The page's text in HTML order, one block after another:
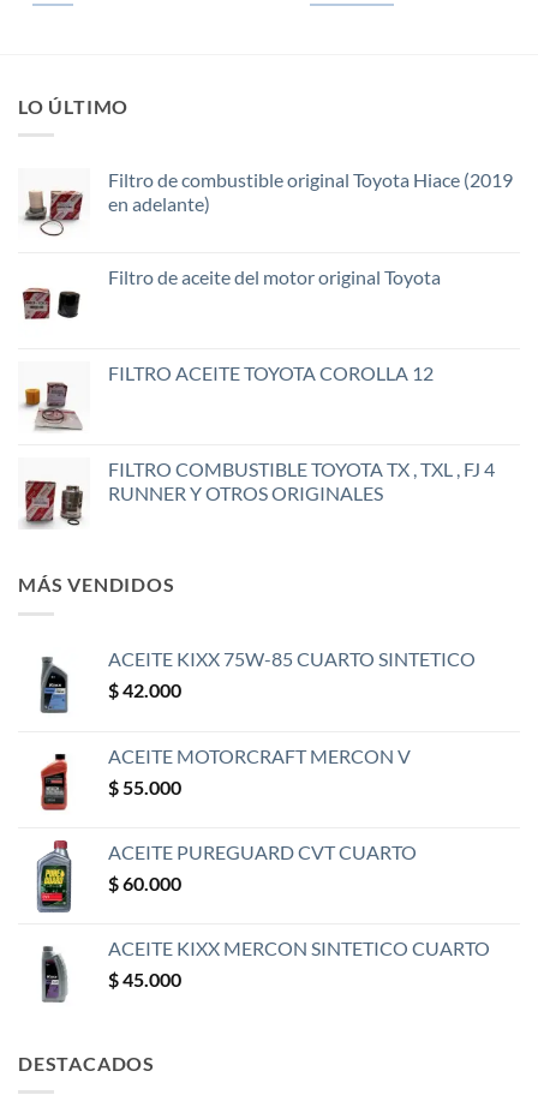
LO ÚLTIMO
Filtro de combustible original Toyota Hiace (2019
en adelante)
Filtro de aceite del motor original Toyota
FILTRO ACEITE TOYOTA COROLLA 12
FILTRO COMBUSTIBLE TOYOTA TX , TXL , FJ 4
RUNNER Y OTROS ORIGINALES
MÁS VENDIDOS
ACEITE KIXX 75W-85 CUARTO SINTETICO
$42.000
ACEITE MOTORCRAFT MERCON V
$ 55.000
ACEITE PUREGUARD CVT CUARTO
$60.000
ACEITE KIXX MERCON SINTETICO CUARTO
$45.000
DESTACADOS